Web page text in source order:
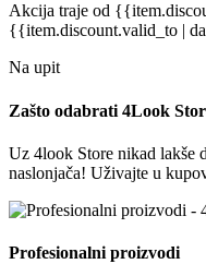
Akcija traje od
{{item.discount.valid_to |
Na upit
Zašto odabrati 4Look
Uz 4look Store nikad lakše
naslonjača! Uživajte u
Profesionalni proizvodi